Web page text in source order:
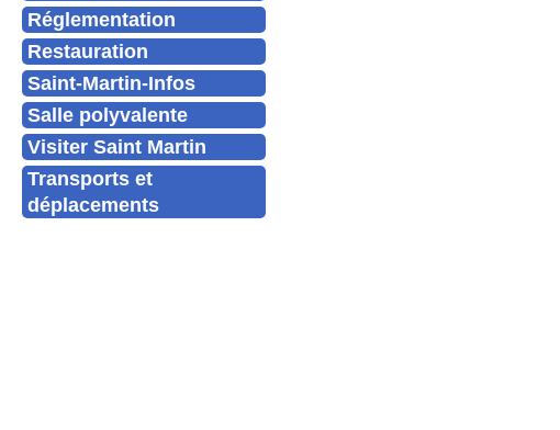
Réglementation
Restauration
Saint-Martin-Infos
Salle polyvalente
Visiter Saint Martin
Transports et
déplacements